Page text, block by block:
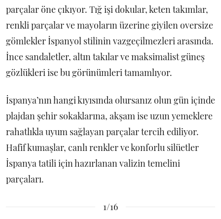
parçalar öne çıkıyor. Tığ işi dokular, keten takımlar,
renkli parçalar ve mayoların üzerine giyilen oversize
gömlekler İspanyol stilinin vazgeçilmezleri arasında.
İnce sandaletler, altın takılar ve maksimalist güneş
gözlükleri ise bu görünümleri tamamlıyor.
İspanya’nın hangi kıyısında olursanız olun gün içinde
plajdan şehir sokaklarına, akşam ise uzun yemeklere
rahatlıkla uyum sağlayan parçalar tercih ediliyor.
Hafif kumaşlar, canlı renkler ve konforlu silüetler
İspanya tatili için hazırlanan valizin temelini
parçaları.
1/16